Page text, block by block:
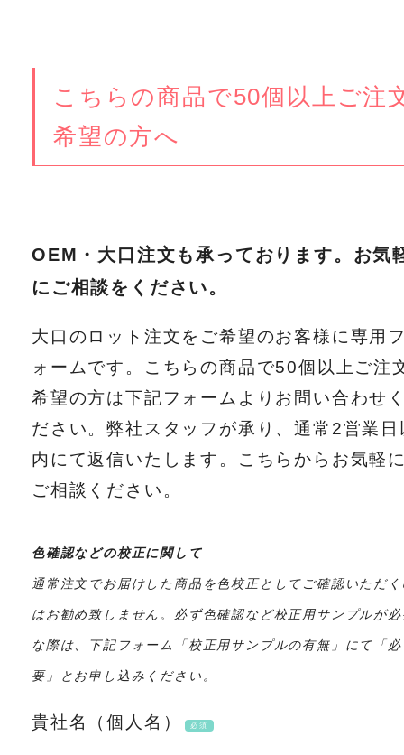
こちらの商品で50個以上ご注
希望の方へ
OEM・大口注文も承っております。お気
にご相談をください。
大口のロット注文をご希望のお客様に専用
ォームです。こちらの商品で50個以上ご注
希望の方は下記フォームよりお問い合わせ
ださい。弊社スタッフが承り、通常2営業日
内にて返信いたします。こちらからお気軽
ご相談ください。
色確認などの校正に関して
通常注文でお届けした商品を色校正としてご確認いただ
はお勧め致しません。必ず色確認など校正用サンプルが
な際は、下記フォーム「校正用サンプルの有無」にて「必
要」とお申し込みください。
貴社名（個人名） 必須